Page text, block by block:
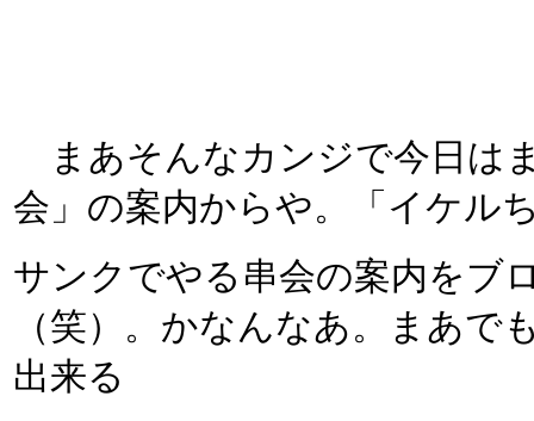
まあそんなカンジで今日は
会」の案内からや。「イケル
サンクでやる串会の案内をブ
（笑）。かなんなあ。まあで
出来る